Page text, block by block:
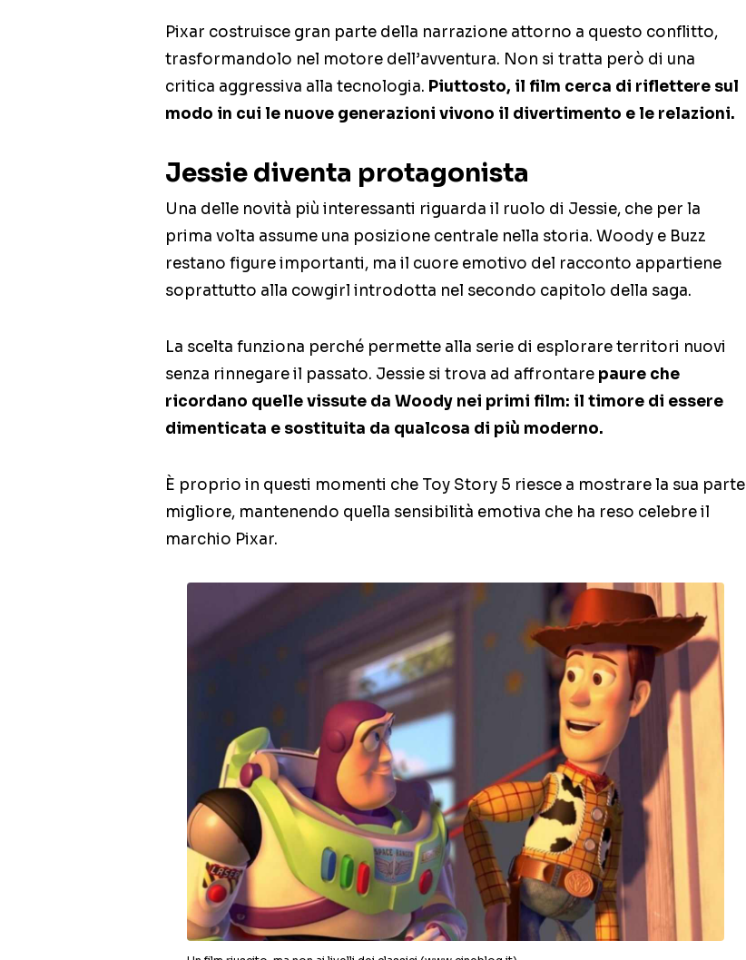
Pixar costruisce gran parte della narrazione attorno a questo conflitto,
trasformandolo nel motore dell’avventura. Non si tratta però di una
critica aggressiva alla tecnologia. Piuttosto, il film cerca di riflettere sul
modo in cui le nuove generazioni vivono il divertimento e le relazioni.
Jessie diventa protagonista
Una delle novità più interessanti riguarda il ruolo di Jessie, che per la
prima volta assume una posizione centrale nella storia. Woody e Buzz
restano figure importanti, ma il cuore emotivo del racconto appartiene
soprattutto alla cowgirl introdotta nel secondo capitolo della saga.
La scelta funziona perché permette alla serie di esplorare territori nuovi
senza rinnegare il passato. Jessie si trova ad affrontare paure che
ricordano quelle vissute da Woody nei primi film: il timore di essere
dimenticata e sostituita da qualcosa di più moderno.
È proprio in questi momenti che Toy Story 5 riesce a mostrare la sua parte
migliore, mantenendo quella sensibilità emotiva che ha reso celebre il
marchio Pixar.